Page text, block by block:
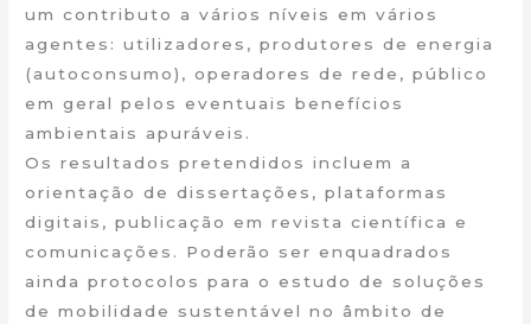
um contributo a vários níveis em vários
agentes: utilizadores, produtores de energia
(autoconsumo), operadores de rede, público
em geral pelos eventuais benefícios
ambientais apuráveis.
Os resultados pretendidos incluem a
orientação de dissertações, plataformas
digitais, publicação em revista científica e
comunicações. Poderão ser enquadrados
ainda protocolos para o estudo de soluções
de mobilidade sustentável no âmbito de